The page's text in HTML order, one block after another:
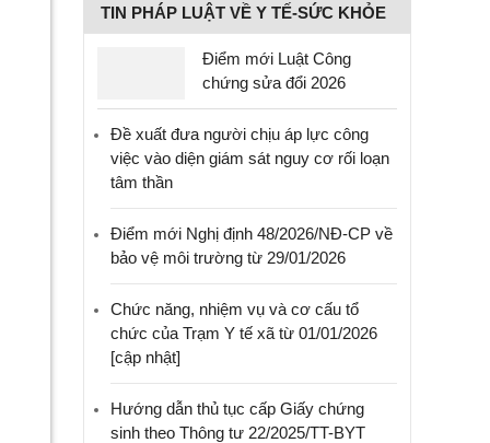
TIN PHÁP LUẬT VỀ Y TẾ-SỨC KHỎE
Điểm mới Luật Công
chứng sửa đổi 2026
Đề xuất đưa người chịu áp lực công
việc vào diện giám sát nguy cơ rối loạn
tâm thần
Điểm mới Nghị định 48/2026/NĐ-CP về
bảo vệ môi trường từ 29/01/2026
Chức năng, nhiệm vụ và cơ cấu tổ
chức của Trạm Y tế xã từ 01/01/2026
[cập nhật]
Hướng dẫn thủ tục cấp Giấy chứng
sinh theo Thông tư 22/2025/TT-BYT